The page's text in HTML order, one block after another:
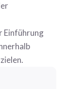
Einführung